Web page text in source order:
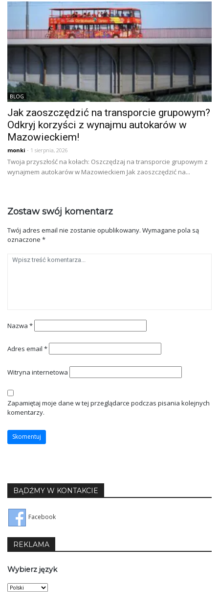
BLOG
Jak zaoszczędzić na transporcie grupowym?
Odkryj korzyści z wynajmu autokarów w
Mazowieckiem!
monki - 1 sierpnia, 2026
Twoja przyszłość na kołach: Oszczędzaj na transporcie grupowym z
wynajmem autokarów w Mazowieckiem Jak zaoszczędzić na...
Zostaw swój komentarz
Twój adres email nie zostanie opublikowany. Wymagane pola są
oznaczone *
Nazwa *
Adres email *
Witryna internetowa
Zapamiętaj moje dane w tej przeglądarce podczas pisania kolejnych
komentarzy.
BĄDŹMY W KONTAKCIE
Facebook
REKLAMA
Wybierz język
Wybierz